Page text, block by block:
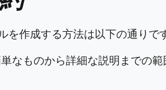
作成する方法は以下の通りで
なものから詳細な説明までの範